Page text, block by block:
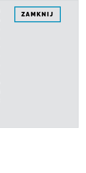
ZAMKNIJ